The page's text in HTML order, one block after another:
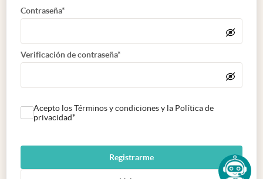
Contraseña*
Verificación de contraseña*
Acepto los Términos y condiciones y la Política de
privacidad*
Registrarme